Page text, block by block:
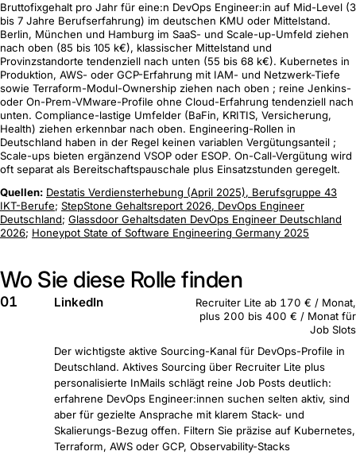
Bruttofixgehalt pro Jahr für eine:n DevOps Engineer:in auf Mid-Level (3
bis 7 Jahre Berufserfahrung) im deutschen KMU oder Mittelstand.
Berlin, München und Hamburg im SaaS- und Scale-up-Umfeld ziehen
nach oben (85 bis 105 k€), klassischer Mittelstand und
Provinzstandorte tendenziell nach unten (55 bis 68 k€). Kubernetes in
Produktion, AWS- oder GCP-Erfahrung mit IAM- und Netzwerk-Tiefe
sowie Terraform-Modul-Ownership ziehen nach oben ; reine Jenkins-
oder On-Prem-VMware-Profile ohne Cloud-Erfahrung tendenziell nach
unten. Compliance-lastige Umfelder (BaFin, KRITIS, Versicherung,
Health) ziehen erkennbar nach oben. Engineering-Rollen in
Deutschland haben in der Regel keinen variablen Vergütungsanteil ;
Scale-ups bieten ergänzend VSOP oder ESOP. On-Call-Vergütung wird
oft separat als Bereitschaftspauschale plus Einsatzstunden geregelt.
Quellen: Destatis Verdiensterhebung (April 2025), Berufsgruppe 43
IKT-Berufe; StepStone Gehaltsreport 2026, DevOps Engineer
Deutschland; Glassdoor Gehaltsdaten DevOps Engineer Deutschland
2026; Honeypot State of Software Engineering Germany 2025
Wo Sie diese Rolle finden
01 LinkedIn
Recruiter Lite ab 170 € / Monat,
plus 200 bis 400 € / Monat für
Job Slots
Der wichtigste aktive Sourcing-Kanal für DevOps-Profile in
Deutschland. Aktives Sourcing über Recruiter Lite plus
personalisierte InMails schlägt reine Job Posts deutlich:
erfahrene DevOps Engineer:innen suchen selten aktiv, sind
aber für gezielte Ansprache mit klarem Stack- und
Skalierungs-Bezug offen. Filtern Sie präzise auf Kubernetes,
Terraform, AWS oder GCP, Observability-Stacks